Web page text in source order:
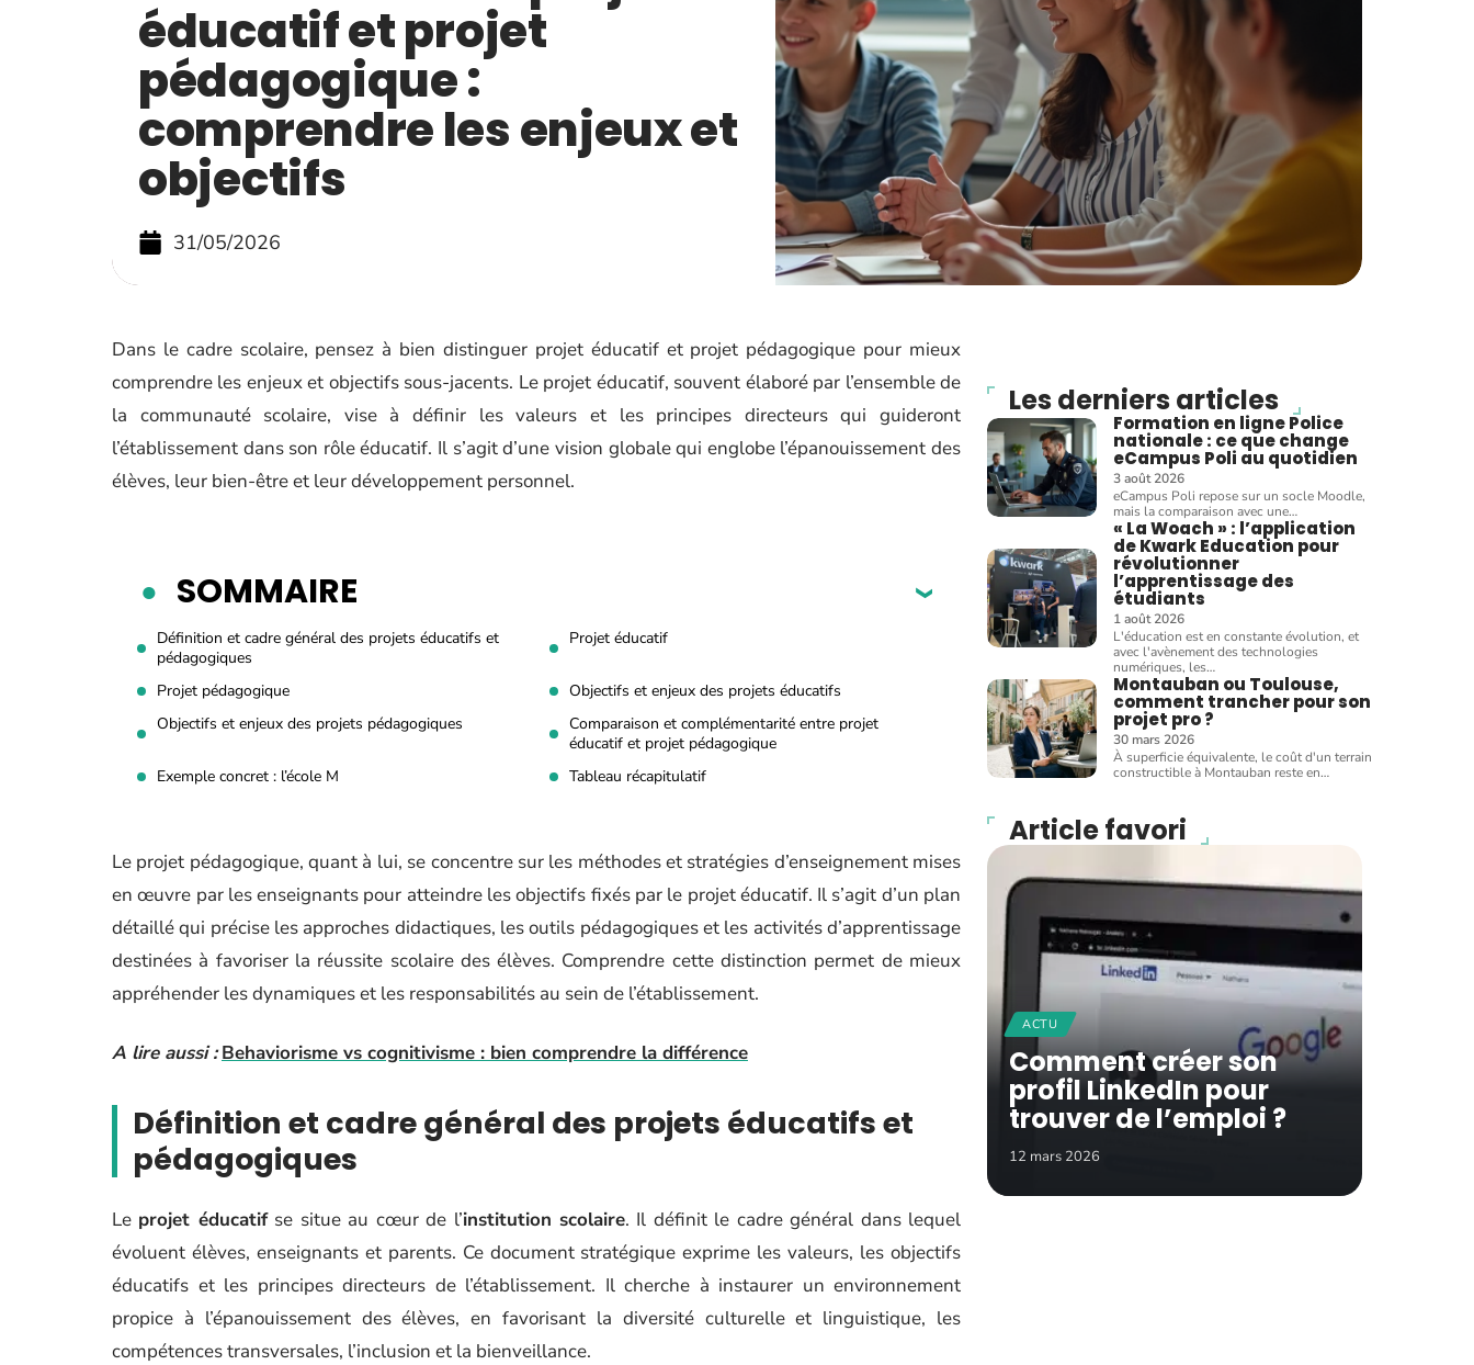
éducatif et projet
pédagogique :
comprendre les enjeux et
objectifs
31/05/2026
Dans le cadre scolaire, pensez à bien distinguer projet éducatif et projet pédagogique pour mieux
comprendre les enjeux et objectifs sous-jacents. Le projet éducatif, souvent élaboré par l’ensemble de
la communauté scolaire, vise à définir les valeurs et les principes directeurs qui guideront
l’établissement dans son rôle éducatif. Il s’agit d’une vision globale qui englobe l’épanouissement des
élèves, leur bien-être et leur développement personnel.
SOMMAIRE
Définition et cadre général des projets éducatifs et
pédagogiques
Projet éducatif
Projet pédagogique
Objectifs et enjeux des projets éducatifs
Objectifs et enjeux des projets pédagogiques
Comparaison et complémentarité entre projet
éducatif et projet pédagogique
Exemple concret : l’école M
Tableau récapitulatif
Le projet pédagogique, quant à lui, se concentre sur les méthodes et stratégies d’enseignement mises
en œuvre par les enseignants pour atteindre les objectifs fixés par le projet éducatif. Il s’agit d’un plan
détaillé qui précise les approches didactiques, les outils pédagogiques et les activités d’apprentissage
destinées à favoriser la réussite scolaire des élèves. Comprendre cette distinction permet de mieux
appréhender les dynamiques et les responsabilités au sein de l’établissement.
A lire aussi : Behaviorisme vs cognitivisme : bien comprendre la différence
Définition et cadre général des projets éducatifs et
pédagogiques
Le projet éducatifse situe au cœur de l’institution scolaire. Il définit le cadre général dans lequel
évoluent élèves, enseignants et parents. Ce document stratégique exprime les valeurs, les objectifs
éducatifs et les principes directeurs de l’établissement. Il cherche à instaurer un environnement
propice à l’épanouissement des élèves, en favorisant la diversité culturelle et linguistique, les
compétences transversales, l’inclusion et la bienveillance.
Les derniers articles
Formation en ligne Police
nationale : ce que change
eCampus Poli au quotidien
3 août 2026
eCampus Poli repose sur un socle Moodle,
mais la comparaison avec une…
« La Woach » : l’application
de Kwark Education pour
révolutionner
l’apprentissage des
étudiants
1 août 2026
L'éducation est en constante évolution, et
avec l'avènement des technologies
numériques, les…
Montauban ou Toulouse,
comment trancher pour son
projet pro ?
30 mars 2026
À superficie équivalente, le coût d'un terrain
constructible à Montauban reste en…
Article favori
ACTU
Comment créer son
profil LinkedIn pour
trouver de l’emploi ?
12 mars 2026